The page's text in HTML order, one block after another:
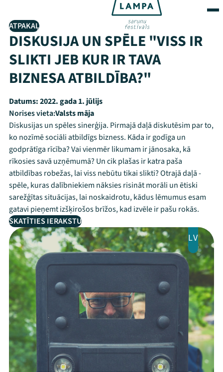
ATPAKAĻ
DISKUSIJA UN SPĒLE "VISS IR
SLIKTI JEB KUR IR TAVA
BIZNESA ATBILDĪBA?"
Datums:2022. gada 1. jūlijs
Norises vieta:Valsts māja
Diskusijas un spēles sinerģija. Pirmajā daļā diskutēsim par to,
ko nozīmē sociāli atbildīgs bizness. Kāda ir godīga un
godprātīga rīcība? Vai vienmēr likumam ir jānosaka, kā
rīkosies savā uzņēmumā? Un cik plašas ir katra paša
atbildības robežas, lai viss nebūtu tikai slikti? Otrajā daļā -
spēle, kuras dalībniekiem nāksies risināt morāli un ētiski
sarežģītas situācijas, lai noskaidrotu, kādus lēmumus esam
gatavi pieņemt izšķirošos brīžos, kad izvēle ir pašu rokās.
SKATĪTIES IERAKSTU
LV